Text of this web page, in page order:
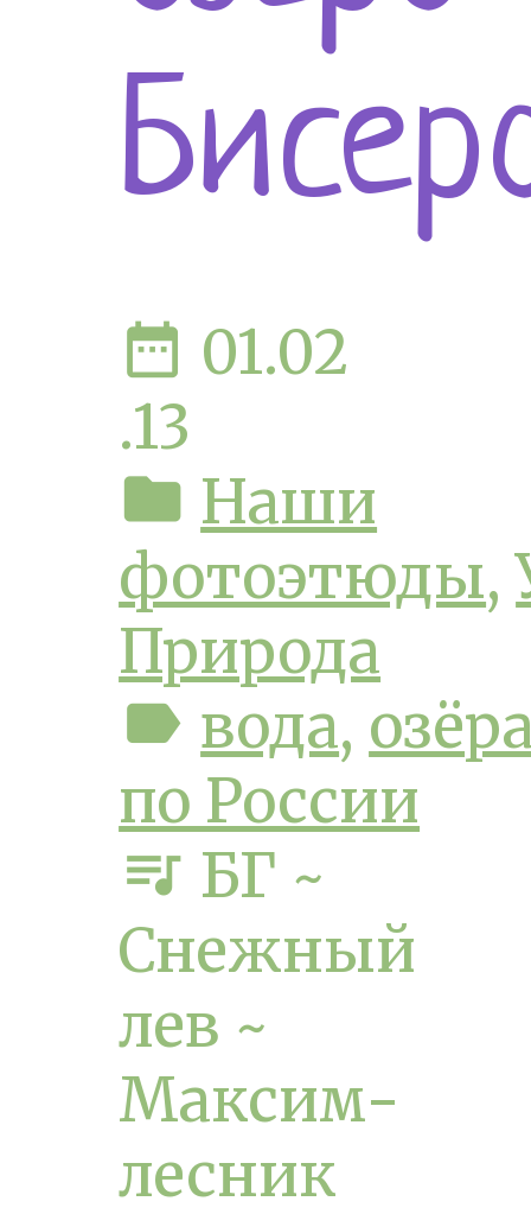
date_range 01.02
.13
folder Наши
фотоэтюды,
Природа
label вода,
по России
queue_music БГ ~
Снежный
лев ~
Максим-
лесник